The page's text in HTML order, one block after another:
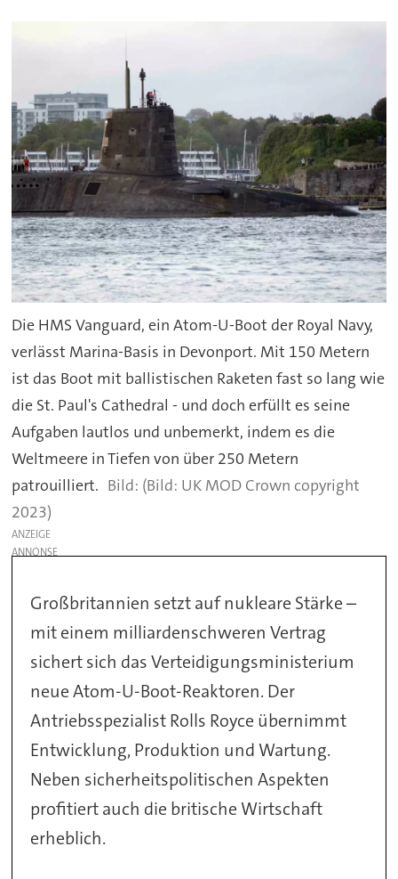
Die HMS Vanguard, ein Atom-U-Boot der Royal Navy,
verlässt Marina-Basis in Devonport. Mit 150 Metern
ist das Boot mit ballistischen Raketen fast so lang wie
die St. Paul's Cathedral - und doch erfüllt es seine
Aufgaben lautlos und unbemerkt, indem es die
Weltmeere in Tiefen von über 250 Metern
patrouilliert.
(Bild: UK MOD Crown copyright
2023)
ANZEIGE
Großbritannien setzt auf nukleare Stärke –
mit einem milliardenschweren Vertrag
sichert sich das Verteidigungsministerium
neue Atom-U-Boot-Reaktoren. Der
Antriebsspezialist Rolls Royce übernimmt
Entwicklung, Produktion und Wartung.
Neben sicherheitspolitischen Aspekten
profitiert auch die britische Wirtschaft
erheblich.